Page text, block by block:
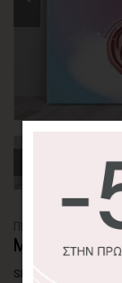
ΠΙΝΑΚΑΣ ΚΑΜΒΑΣ
ΜΟΝΟΚΕΡΟΣ
SKU: CVPS-99-L